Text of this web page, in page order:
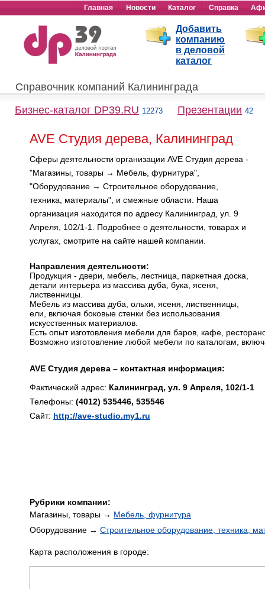
Главная Новости Каталог Справка
Добавить
компанию
в деловой
каталог
Справочник компаний Калининграда
Бизнес-каталог DP39.RU 12273 Презентации 42
AVE Студия дерева, Калининград
Сферы деятельности организации AVE Студия дерева -
"Магазины, товары → Мебель, фурнитура",
"Оборудование → Строительное оборудование,
техника, материалы", и смежные области. Наша
организация находится по адресу Калининград, ул. 9
Апреля, 102/1-1. Подробнее о деятельности, товарах и
услугах, смотрите на сайте нашей компании.
Направления деятельности:
Продукция - двери, мебель, лестница, паркетная доска,
детали интерьера из массива дуба, бука, ясеня,
лиственницы.
Мебель из массива дуба, ольхи, ясеня, лиственницы,
ели, включая боковые стенки без использования
искусственных материалов.
Есть опыт изготовления мебели для баров, кафе,
Возможно изготовление любой мебели по каталогам,
AVE Студия дерева – контактная информация:
Фактический адрес: Калининград, ул. 9 Апреля, 102/1-1
Телефоны: (4012) 535446, 535546
Сайт: http://ave-studio.my1.ru
Рубрики компании:
Магазины, товары → Мебель, фурнитура
Оборудование → Строительное оборудование, техника,
Карта расположения в городе: